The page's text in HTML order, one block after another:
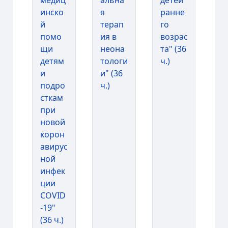
инско
й
помо
щи
детям
и
подро
сткам
при
новой
корон
авирус
ной
инфек
ции
COVID
-19"
(36 ч.)
я
терап
ия в
неона
тологи
и" (36
ч.)
ранне
го
возрас
та" (36
ч.)